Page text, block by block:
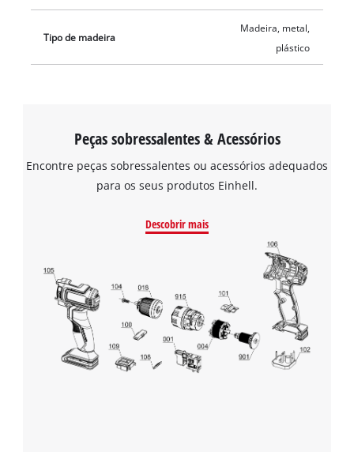
Tipo de madeira
Madeira, metal,
plástico
Peças sobressalentes & Acessórios
Encontre peças sobressalentes ou acessórios adequados
para os seus produtos Einhell.
Descobrir mais